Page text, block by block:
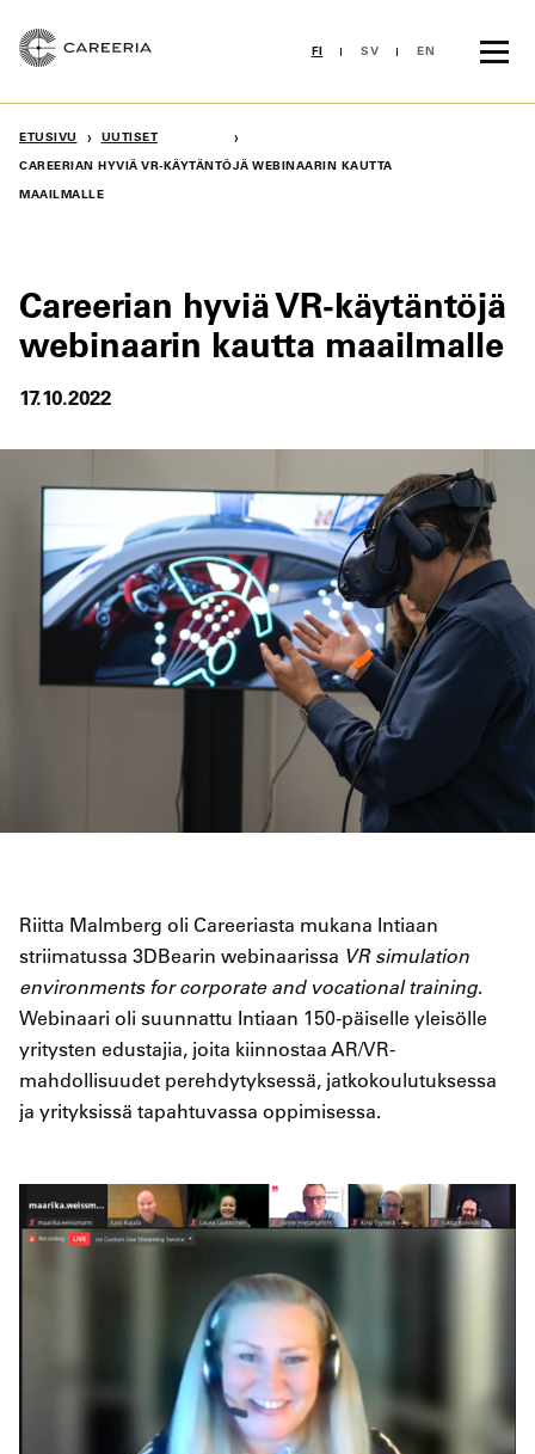
sisältöön
FI SV EN
ETUSIVU › UUTISET ›
CAREERIAN HYVIÄ VR-KÄYTÄNTÖJÄ WEBINAARIN KAUTTA
MAAILMALLE
Careerian hyviä VR-käytäntöjä
webinaarin kautta maailmalle
17.10.2022
Riitta Malmberg oli Careeriasta mukana Intiaan
striimatussa 3DBearin webinaarissa VR simulation
environments for corporate and vocational training.
Webinaari oli suunnattu Intiaan 150-päiselle yleisölle
yritysten edustajia, joita kiinnostaa AR/VR-
mahdollisuudet perehdytyksessä, jatkokoulutuksessa
ja yrityksissä tapahtuvassa oppimisessa.